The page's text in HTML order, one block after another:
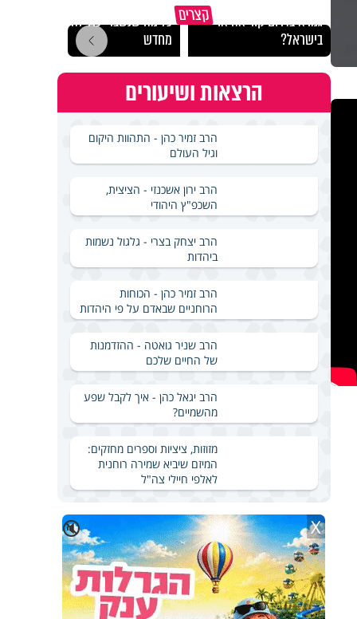
קצרים גמרא בדרום קוריאה או
בישראל?
כל מה שנשבר יכול להיבנות
מחדש
הרצאות ושיעורים
הרב זמיר כהן - התהוות היקום
וגיל העולם
הרב ירון אשכנזי - הציצית,
השכפ"ץ היהודי
הרב יצחק בצרי - גלגול נשמות
ביהדות
הרב זמיר כהן - הכוחות
הרוחניים שבאדם על פי היהדות
הרב שניר גואטה - ההזדמנות
של החיים שלכם
הרב יגאל כהן - איך לקבל שפע
מהשמיים?
מזוזות, ציציות וספרים מחזקים:
המיזם שיביא שמירה רוחנית
לאלפי חיילי צה"ל
🔇 X